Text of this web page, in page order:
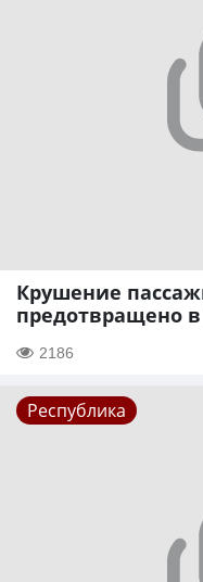
Крушение
предотвращено
2186
Республика